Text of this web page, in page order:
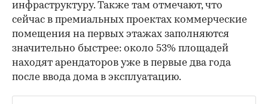
инфраструктуру. Также там отмечают, что
сейчас в премиальных проектах коммерческие
помещения на первых этажах заполняются
значительно быстрее: около 53% площадей
находят арендаторов уже в первые два года
после ввода дома в эксплуатацию.